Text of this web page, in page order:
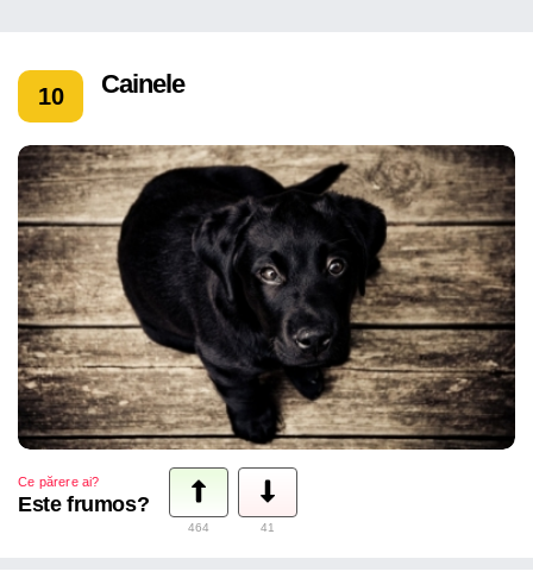
10 Cainele
Ce părere ai?
Este frumos?
464 41